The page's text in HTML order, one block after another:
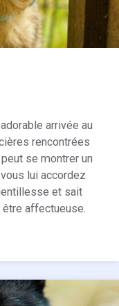
arrivée au
rencontrées
se montrer un
lui accordez
et sait
affectueuse.